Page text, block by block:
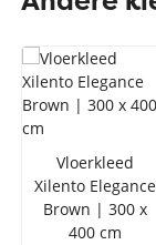
Vloerkleed
Toon alles
Toon alles
Toon alles
Toon alles
Vloerkleed
Xilento Elegance
Brown | 300 x
400 cm